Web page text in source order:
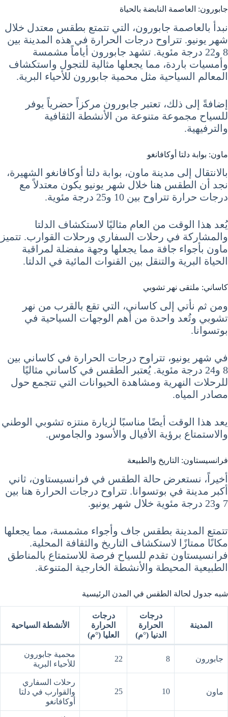
جابورون: العاصمة النابضة بالحياة
نبدأ بالعاصمة جابورون، التي تتمتع بطقس معتدل خلال
شهر يونيو. تتراوح درجات الحرارة في هذه المدينة بين
8 و22 درجة مئوية. تشهد جابورون أياماً مشمسة
وأمسيات باردة، مما يجعلها مثالية للتجول واستكشاف
المعالم السياحية مثل محمية جابورون للأحياء البرية.
إضافةً إلى ذلك، تعتبر جابورون مركزاً حضرياً يوفر
للسياح مجموعة متنوعة من الأنشطة الثقافية
والترفيهية.
ماون: بوابة دلتا أوكافانغو
بالانتقال إلى مدينة ماون، بوابة دلتا أوكافانغو الشهيرة،
نجد أن الطقس هنا خلال شهر يونيو يكون معتدلاً مع
درجات حرارة تتراوح بين 10 و25 درجة مئوية.
يُعد هذا الوقت من العام مثاليًا لاستكشاف الدلتا
والمشاركة في رحلات السفاري ورحلات القوارب. تتميز
ماون بأجواء جافة مما يجعلها وجهة مفضلة لمراقبة
الحياة البرية والتنقل بين القنوات المائية في الدلتا.
كاساني: ملتقى نهر تشوبي
ومن ثم نأتي إلى كاساني، التي تقع بالقرب من نهر
تشوبي وتُعد واحدة من أهم الوجهات السياحية في
بوتسوانا.
في شهر يونيو، تتراوح درجات الحرارة في كاساني بين
8 و24 درجة مئوية. يُعتبر الطقس في كاساني مثاليًا
للرحلات النهرية ومشاهدة الحيوانات التي تتجمع حول
مصادر المياه.
يعد هذا الوقت أيضًا مناسبًا لزيارة منتزه تشوبي الوطني
والاستمتاع برؤية الأفيال والأسود والجاموس.
فرانسيستاون: التاريخ والطبيعة
أخيراً، نستعرض حالة الطقس في فرانسيستاون، ثاني
أكبر مدينة في بوتسوانا. تتراوح درجات الحرارة هنا بين
7 و23 درجة مئوية خلال شهر يونيو.
تتمتع المدينة بطقس جاف وأجواء مشمسة، مما يجعلها
مكانًا ممتازًا لاستكشاف التاريخ والثقافة المحلية.
فرانسيستاون تقدم للسياح فرصة للاستمتاع بالمناطق
الطبيعية المحيطة والأنشطة الخارجية المتنوعة.
شبه جدول لحالة الطقس في المدن الرئيسية
المدينة
درجات
الحرارة
الدنيا (°م)
درجات
الحرارة
العليا (°م)
الأنشطة السياحية
جابورون 8
22
محمية جابورون
للأحياء البرية
ماون 10
25
رحلات السفاري
والقوارب في دلتا
أوكافانغو